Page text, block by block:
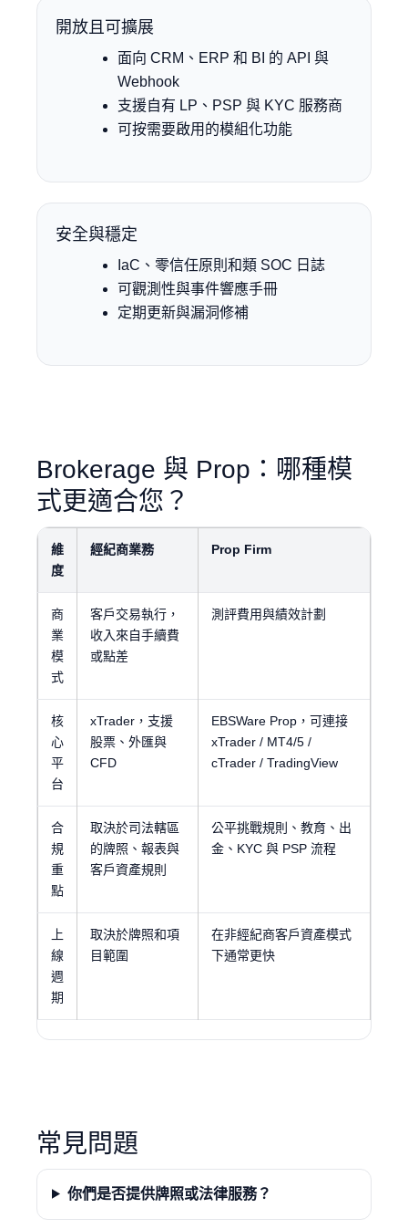
開放且可擴展
面向 CRM、ERP 和 BI 的 API 與
Webhook
支援自有 LP、PSP 與 KYC 服務商
可按需要啟用的模組化功能
安全與穩定
IaC、零信任原則和類 SOC 日誌
可觀測性與事件響應手冊
定期更新與漏洞修補
Brokerage 與 Prop：哪種模
式更適合您？
維
度
經紀商業務 Prop Firm
商
業
模
式
客戶交易執行，
收入來自手續費
或點差
測評費用與績效計劃
核
心
平
台
xTrader，支援
股票、外匯與
CFD
EBSWare Prop，可連接
xTrader / MT4/5 /
cTrader / TradingView
合
規
重
點
取決於司法轄區
的牌照、報表與
客戶資產規則
公平挑戰規則、教育、出
金、KYC 與 PSP 流程
上
線
週
期
取決於牌照和項
目範圍
在非經紀商客戶資產模式
下通常更快
常見問題
你們是否提供牌照或法律服務？